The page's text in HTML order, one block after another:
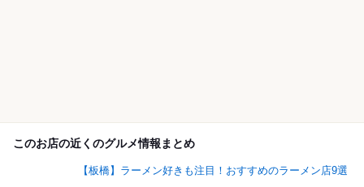
このお店の近くのグルメ情報まとめ
【板橋】ラーメン好きも注目！おすすめのラーメン店9選